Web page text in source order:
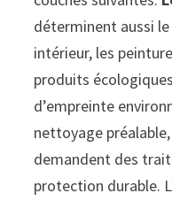
déterminent aussi
intérieur, les
produits
d’empreinte
nettoyage
demandent des
protection durable.